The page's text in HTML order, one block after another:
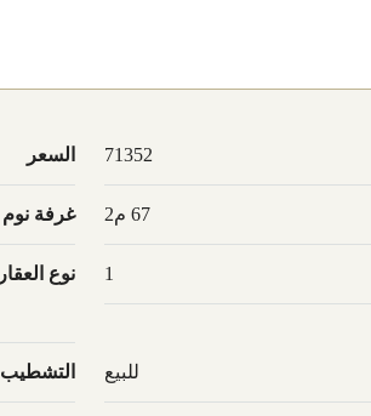
71352 السعر
67 م2 غرفة نوم
1 نوع العقار
للبيع التشطيب